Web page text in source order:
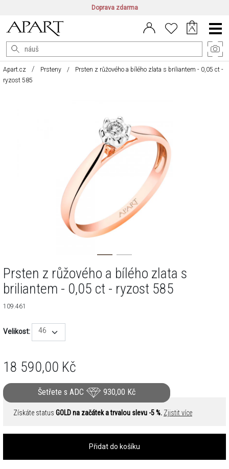
Doprava zdarma
CZ/CZK | EN/EUR PL/PLN
Main
Menu
Apart.cz Prsteny
Prsten z růžového a bílého zlata s briliantem - 0,05 ct -
ryzost 585
Prsten z růžového a bílého zlata s
briliantem - 0,05 ct - ryzost 585
109.461
Velikost: 46
18 590,00 Kč
Šetřete s ADC 930,00 Kč
Získáte status GOLD na začátek a trvalou slevu -5 %. Zjistit více
Přidat do košíku